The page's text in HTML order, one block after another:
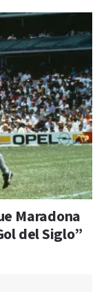
Maradona
del Siglo”